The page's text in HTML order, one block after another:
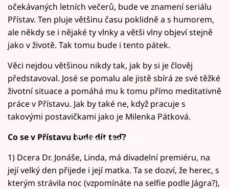
očekávaných letních večerů, bude ve znamení seriálu
Přístav. Ten pluje většinu času poklidně a s humorem,
ale někdy se i nějaké ty vlnky a větši vlny objeví stejně
jako v životě. Tak tomu bude i tento pátek.
Věci nejdou většinou nikdy tak, jak by si je člověj
představoval. José se pomalu ale jistě sbírá ze své těžké
životní situace a pomáhá mu k tomu přímo meditativně
práce v Přístavu. Jak by také ne, když pracuje s
takovými postavičkami jako je Milenka Pátková.
Failed to fetch
Co se v Přístavu bude dít teď?
1) Dcera Dr. Jonáše, Linda, má divadelní premiéru, na
její velký den přijede i její matka. Ta se dozví, že herec, s
kterým strávila noc (vzpomínáte na selfie podle Jágra?),